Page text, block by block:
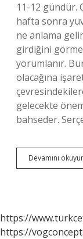
11-12 gündür.
hafta sonra
ne anlama
girdiğini
yorumlanır.
olacağına
gelecekte
bahseder.
Devamını
https://
https://